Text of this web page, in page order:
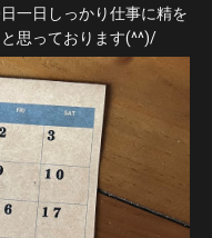
一日しっかり仕事に精を
思っております(^^)/